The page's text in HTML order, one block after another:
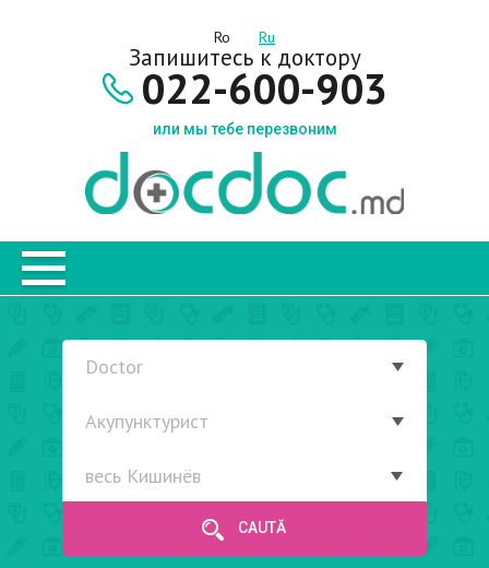
Ro Ru
Запишитесь к доктору
022-600-903
или мы тебе перезвоним
CAUTĂ